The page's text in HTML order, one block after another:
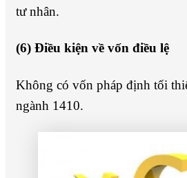
tư nhân.
(6) Điều kiện về vốn điều lệ
Không có vốn pháp định tối
ngành 1410.